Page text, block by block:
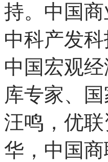
持。中国
中科产发
中国宏观
库专家、
汪鸣，优
华，中国